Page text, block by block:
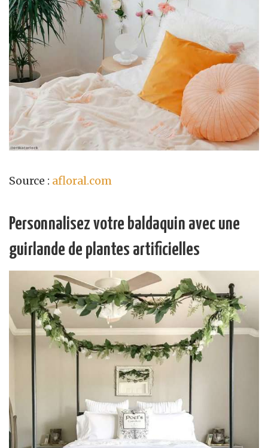
Source : afloral.com
Personnalisez votre baldaquin avec une
guirlande de plantes artificielles